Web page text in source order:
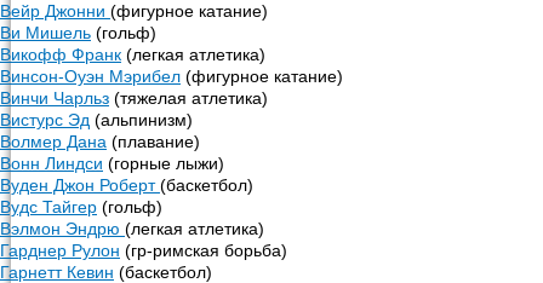
Вейр Джонни (фигурное катание)
Ви Мишель (гольф)
Викофф Франк (легкая атлетика)
Винсон-Оуэн Мэрибел (фигурное катание)
Винчи Чарльз (тяжелая атлетика)
Вистурс Эд (альпинизм)
Волмер Дана (плавание)
Вонн Линдси (горные лыжи)
Вуден Джон Роберт(баскетбол)
Вудс Тайгер (гольф)
Вэлмон Эндрю (легкая атлетика)
Гарднер Рулон (гр-римская борьба)
Гарнетт Кевин (баскетбол)